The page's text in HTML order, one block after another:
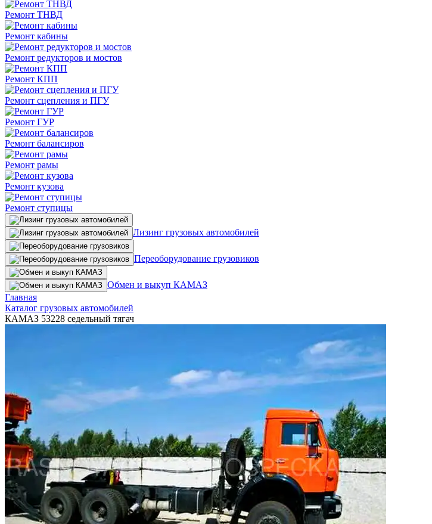
Ремонт ТНВД
Ремонт кабины
Ремонт редукторов и мостов
Ремонт КПП
Ремонт сцепления и ПГУ
Ремонт ГУР
Ремонт балансиров
Ремонт рамы
Ремонт кузова
Ремонт ступицы
Лизинг грузовых автомобилей
Переоборудование грузовиков
Обмен и выкуп КАМАЗ
Главная
Каталог грузовых автомобилей
КАМАЗ 53228 седельный тягач